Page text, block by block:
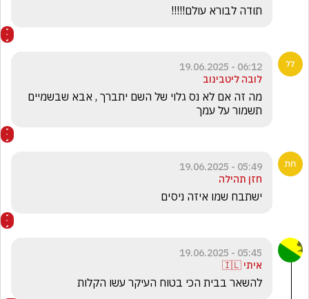
תודה לבורא עולם!!!!!
06:12 - 19.06.2025
לובה ליטבינוב
תשמור על עמך
05:49 - 19.06.2025
חזן תהילה
ישתבח שמו איזה ניסים
05:45 - 19.06.2025
איתי 🇮🇱
להשאר בבית הכי בטוח העיקר עשו הקלות